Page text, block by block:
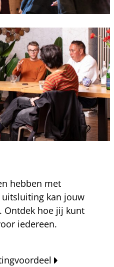
hebben met
kan jouw
Ontdek hoe jij kunt
iedereen.